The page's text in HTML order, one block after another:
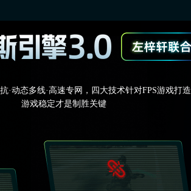
·动态多线·高速专网，四大技术针对FPS游戏打造
游戏稳定才是制胜关键